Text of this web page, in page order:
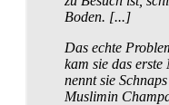
Boden. [...]
Das echte
kam sie das
nennt sie
Muslimin